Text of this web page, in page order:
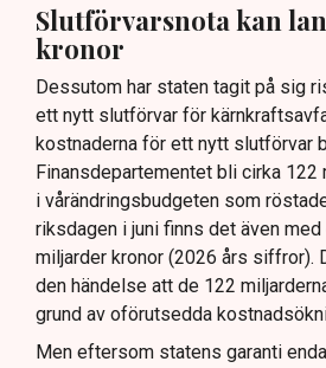
Slutförvarsnota kan
kronor
Dessutom har staten tagit på sig
ett nytt slutförvar för
kostnaderna för ett nytt slutförvar
Finansdepartementet bli cirka 122
i vårändringsbudgeten som
riksdagen i juni finns det även med
miljarder kronor (2026 års siffror).
den händelse att de 122
grund av oförutsedda
Men eftersom statens garanti